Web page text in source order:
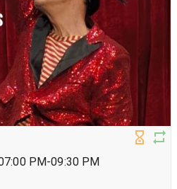
PM-09:30 PM